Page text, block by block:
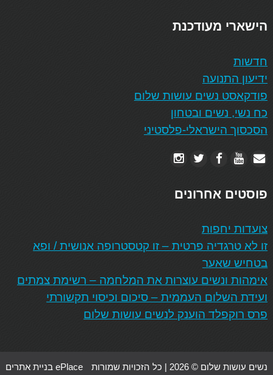
הישארי מעודכנת
חדשות
ידיעון התנועה
פודקאסט נשים עושות שלום
כח נשי, נשים ובטחון
הסכסוך הישראלי-פלסטיני
פוסטים אחרונים
צועדות יחפות
זו לא טרגדיה פרטית – זו קטסטרופה אנושית / ופא
בטחיש שאער
אימהות ונשים עוצרות את המלחמה – רשימת צמתים
ועידת השלום העממית – סיכום וכיסוי תקשורתי
פרס רוקפלד הוענק לנשים עושות שלום
נשים עושות שלום © 2026 | כל הזכויות שמורות ePlace בניית אתרים